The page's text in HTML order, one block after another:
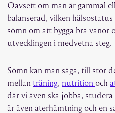
Oavsett om man är gammal
balanserad, vilken
sömn om att bygga bra vanor
utvecklingen i medvetna steg.
Sömn kan man säga, till stor
mellan träning, nutrition och
där vi även ska jobba,
är även återhämtning och en